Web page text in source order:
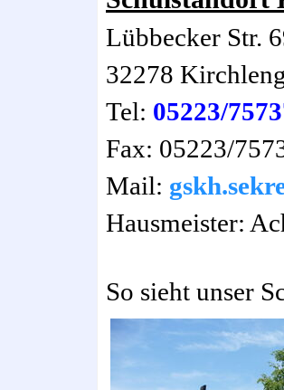
Lübbecker Str.
32278
Tel: 05223/
Fax: 05223/
Mail:
Hausmeister:
So sieht unser